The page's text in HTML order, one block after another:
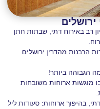
רב באירוח דתי, שבתות חתן
הרבנות מהדרין ירושלים.
הגבוהה ביותר!
מוגשות ארוחות משובחות
בהיפוך ארוחות: סעודות ליל